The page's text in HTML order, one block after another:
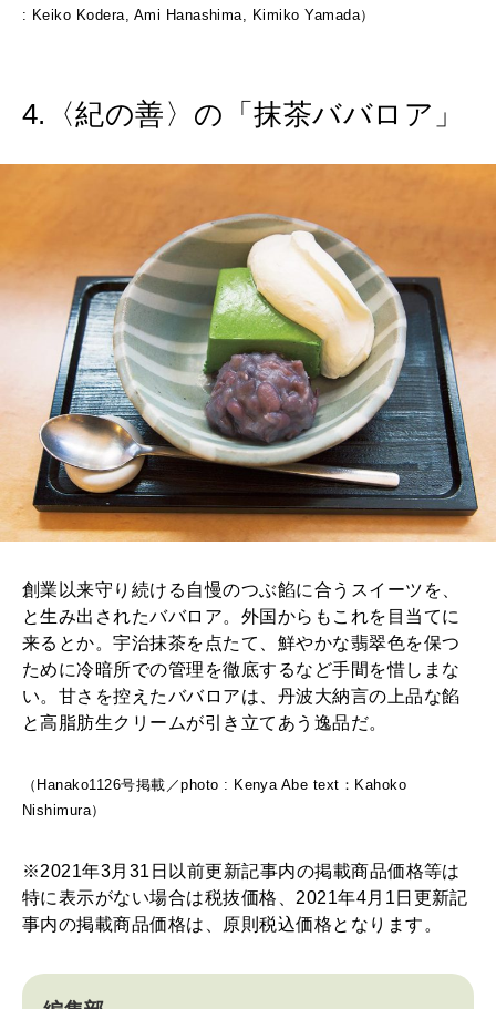
: Keiko Kodera, Ami Hanashima, Kimiko Yamada）
4.〈紀の善〉の「抹茶ババロア」
創業以来守り続ける自慢のつぶ餡に合うスイーツを、
と生み出されたババロア。外国からもこれを目当てに
来るとか。宇治抹茶を点たて、鮮やかな翡翠色を保つ
ために冷暗所での管理を徹底するなど手間を惜しまな
い。甘さを控えたババロアは、丹波大納言の上品な餡
と高脂肪生クリームが引き立てあう逸品だ。
（Hanako1126号掲載／photo : Kenya Abe text：Kahoko
Nishimura）
※2021年3月31日以前更新記事内の掲載商品価格等は
特に表示がない場合は税抜価格、2021年4月1日更新記
事内の掲載商品価格は、原則税込価格となります。